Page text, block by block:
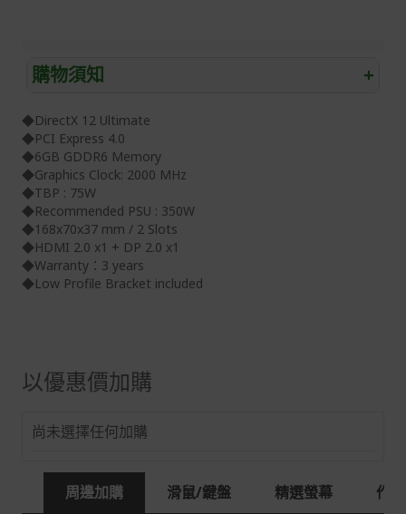
購物須知 +
退/換貨須知
本網站消費者享有商品到貨七天鑑賞期之權益(鑑賞期並非
試用期)。
到貨七天內消費者有權申請退貨或換貨；超過七天以上(含
假日)，恕無法辦理。
退回之商品必須是全新狀態且完整包裝(含商品、附件、包
裝、紙箱及所有附隨文件或資料)。
商品到貨後進行開箱前請全程錄影以確保自身權益 ! 非商
者保護法第十九條第二項規定，一經拆封後恕不接受退換
貨。
如有相關退換貨服務需求，您可以透過專線或服務信箱聯
繫客服。
配送服務
◆DirectX 12 Ultimate
◆PCI Express 4.0
◆6GB GDDR6 Memory
◆Graphics Clock: 2000 MHz
◆TBP : 75W
◆Recommended PSU : 350W
◆168x70x37 mm / 2 Slots
◆HDMI 2.0 x1 + DP 2.0 x1
◆Warranty：3 years
◆Low Profile Bracket included
以優惠價加購
尚未選擇任何加購
周邊加購 滑鼠/鍵盤 精選螢幕 作